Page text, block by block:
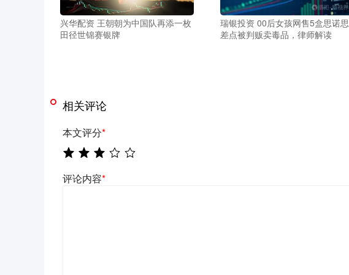
兴华配资 王朝朝为中国队再添一枚
田径世锦赛银牌
瑞银投资 00后女孩网售5盒思诺思
差点被判贩卖毒品，律师解读
相关评论
本文评分*
评论内容*